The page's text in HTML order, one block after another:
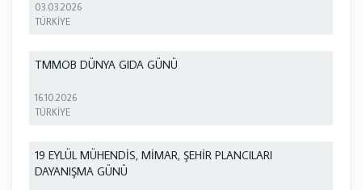
03.03.2026
TÜRKİYE
TMMOB DÜNYA GIDA GÜNÜ
16.10.2026
TÜRKİYE
19 EYLÜL MÜHENDİS, MİMAR, ŞEHİR PLANCILARI
DAYANIŞMA GÜNÜ